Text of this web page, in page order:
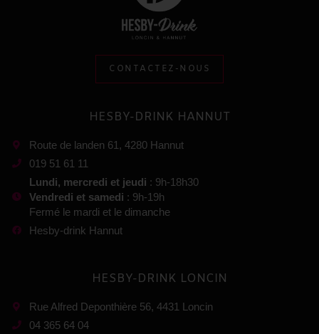
CONTACTEZ-NOUS
HESBY-DRINK HANNUT
Route de landen 61, 4280 Hannut
019 51 61 11
Lundi, mercredi et jeudi : 9h-18h30
Vendredi et samedi : 9h-19h
Fermé le mardi et le dimanche
Hesby-drink Hannut
HESBY-DRINK LONCIN
Rue Alfred Deponthière 56, 4431 Loncin
04 365 64 04